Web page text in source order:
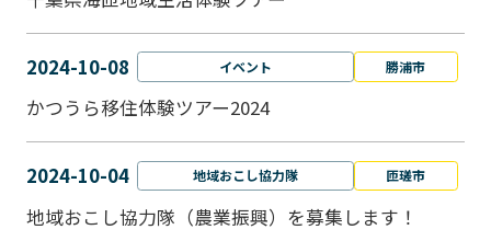
2024-10-08 イベント 勝浦市
かつうら移住体験ツアー2024
2024-10-04 地域おこし協力隊 匝瑳市
地域おこし協⼒隊（農業振興）を募集します！